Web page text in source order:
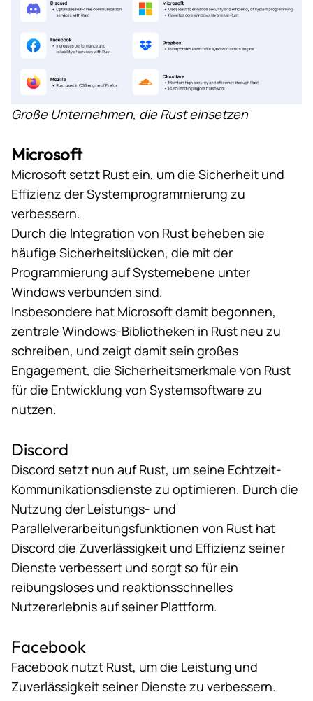
Große Unternehmen, die Rust einsetzen
Microsoft
Microsoft setzt Rust ein, um die Sicherheit und
Effizienz der Systemprogrammierung zu
verbessern.
Durch die Integration von Rust beheben sie
häufige Sicherheitslücken, die mit der
Programmierung auf Systemebene unter
Windows verbunden sind.
Insbesondere hat Microsoft damit begonnen,
zentrale Windows-Bibliotheken in Rust neu zu
schreiben, und zeigt damit sein großes
Engagement, die Sicherheitsmerkmale von Rust
für die Entwicklung von Systemsoftware zu
nutzen.
Discord
Discord setzt nun auf Rust, um seine Echtzeit-
Kommunikationsdienste zu optimieren. Durch die
Nutzung der Leistungs- und
Parallelverarbeitungsfunktionen von Rust hat
Discord die Zuverlässigkeit und Effizienz seiner
Dienste verbessert und sorgt so für ein
reibungsloses und reaktionsschnelles
Nutzererlebnis auf seiner Plattform.
Facebook
Facebook nutzt Rust, um die Leistung und
Zuverlässigkeit seiner Dienste zu verbessern.